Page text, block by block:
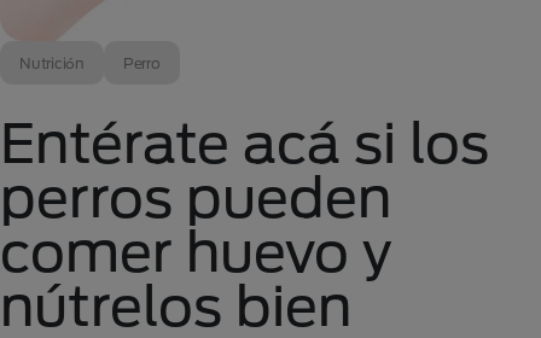
Nutrición Perro
Entérate acá si los
perros pueden
comer huevo y
nútrelos bien